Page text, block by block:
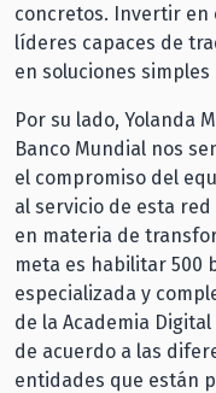
concretos. Invertir en
líderes capaces de
en soluciones simples
Por su lado, Yolanda
Banco Mundial nos
el compromiso del
al servicio de esta
en materia de
meta es habilitar 500
especializada y
de la Academia
de acuerdo a las
entidades que están